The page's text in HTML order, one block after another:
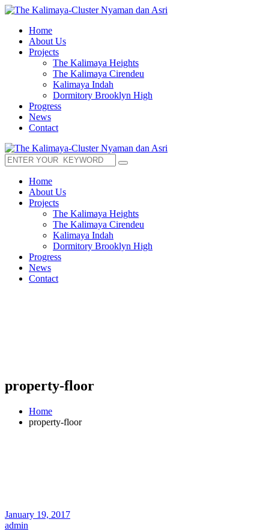
Home
About Us
Projects
The Kalimaya Heights
The Kalimaya Cirendeu
Kalimaya Indah
Dormitory Brooklyn High
Progress
News
Contact
Home
About Us
Projects
The Kalimaya Heights
The Kalimaya Cirendeu
Kalimaya Indah
Dormitory Brooklyn High
Progress
News
Contact
property-floor
Home
property-floor
January 19, 2017
admin